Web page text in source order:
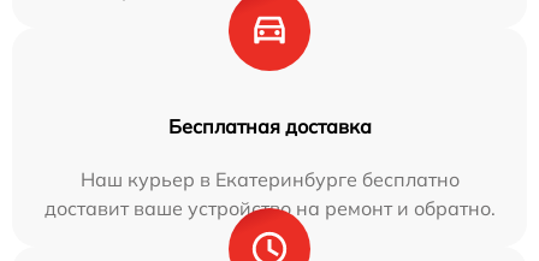
Бесплатная доставка
Наш курьер в Екатеринбурге бесплатно
доставит ваше устройство на ремонт и обратно.